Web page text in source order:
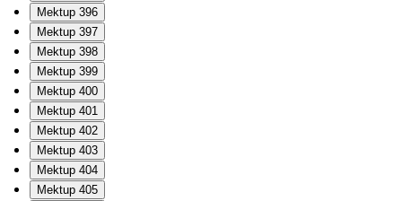
Mektup 396
Mektup 397
Mektup 398
Mektup 399
Mektup 400
Mektup 401
Mektup 402
Mektup 403
Mektup 404
Mektup 405